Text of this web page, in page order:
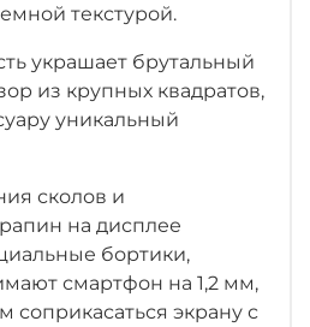
текстурой.
украшает брутальный
из крупных квадратов,
уникальный
сколов и
на дисплее
бортики,
смартфон на 1,2 мм,
соприкасаться экрану с